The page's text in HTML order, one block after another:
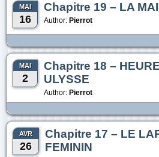
MAI
16
Chapitre 19 – LA
Author: Pierrot
MAI
2
Chapitre 18 –
ULYSSE
Author: Pierrot
AVR
26
Chapitre 17 – LE
FEMININ